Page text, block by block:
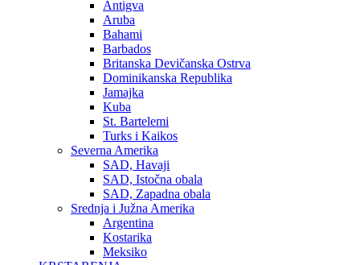
Antigva
Aruba
Bahami
Barbados
Britanska Devičanska Ostrva
Dominikanska Republika
Jamajka
Kuba
St. Bartelemi
Turks i Kaikos
Severna Amerika
SAD, Havaji
SAD, Istočna obala
SAD, Zapadna obala
Srednja i Južna Amerika
Argentina
Kostarika
Meksiko